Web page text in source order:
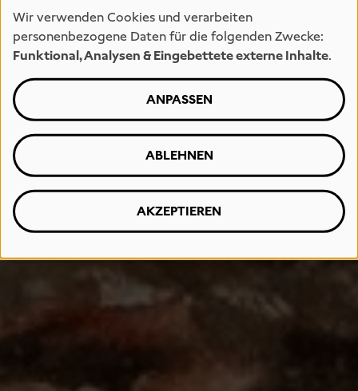
Wir verwenden Cookies und verarbeiten
personenbezogene Daten für die folgenden Zwecke:
Funktional, Analysen & Eingebettete externe Inhalte.
ANPASSEN
ABLEHNEN
AKZEPTIEREN